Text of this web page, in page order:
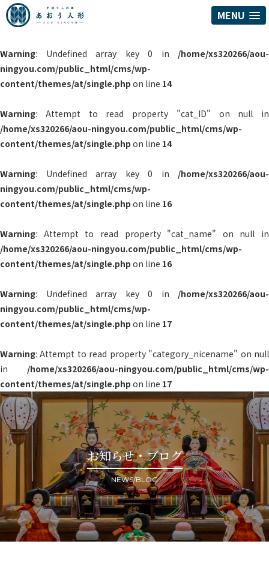
MENU
Warning: Undefined array key 0 in /home/xs320266/aou-
ningyou.com/public_html/cms/wp-
content/themes/at/single.php on line 14
Warning: Attempt to read property "cat_ID" on null in
/home/xs320266/aou-ningyou.com/public_html/cms/wp-
content/themes/at/single.php on line 14
Warning: Undefined array key 0 in /home/xs320266/aou-
ningyou.com/public_html/cms/wp-
content/themes/at/single.php on line 16
Warning: Attempt to read property "cat_name" on null in
/home/xs320266/aou-ningyou.com/public_html/cms/wp-
content/themes/at/single.php on line 16
Warning: Undefined array key 0 in /home/xs320266/aou-
ningyou.com/public_html/cms/wp-
content/themes/at/single.php on line 17
Warning: Attempt to read property "category_nicename" on null
in /home/xs320266/aou-ningyou.com/public_html/cms/wp-
content/themes/at/single.php on line 17
お知らせ・ブログ
NEWS/BLOG